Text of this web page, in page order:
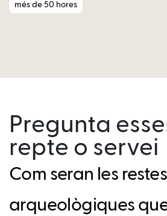
més de 50 hores
Pregunta
repte o servei
Com seran les restes
arqueològiques